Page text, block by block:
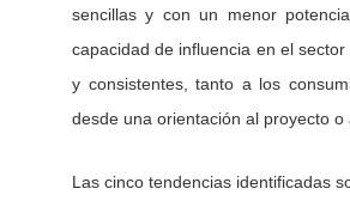
sencillas y con un menor
capacidad de influencia en el
y consistentes, tanto a los
desde una orientación al proyecto
Las cinco tendencias identificadas